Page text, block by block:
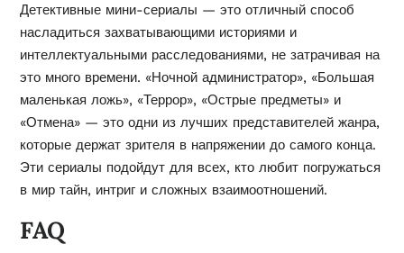
Детективные мини-сериалы — это отличный способ
насладиться захватывающими историями и
интеллектуальными расследованиями, не затрачивая на
это много времени. «Ночной администратор», «Большая
маленькая ложь», «Террор», «Острые предметы» и
«Отмена» — это одни из лучших представителей жанра,
которые держат зрителя в напряжении до самого конца.
Эти сериалы подойдут для всех, кто любит погружаться
в мир тайн, интриг и сложных взаимоотношений.
FAQ